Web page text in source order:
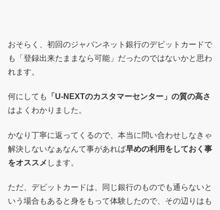
おそらく、初回のジャパンネット銀行のデビットカードで
も「登録出来たままなら可能」だったのではないかと思わ
れます。
何にしても
「U-NEXTのカスタマーセンター」の質の高さ
はよくわかりました。
かなり丁寧に返ってくるので、本当に問い合わせしなきゃ
解決しないなぁなんて事があれば早めの利用をしておく事
をオススメ します。
ただ、デビットカードは、同じ銀行のものでも通らないと
いう場合もあると身をもって体験したので、その辺りはも